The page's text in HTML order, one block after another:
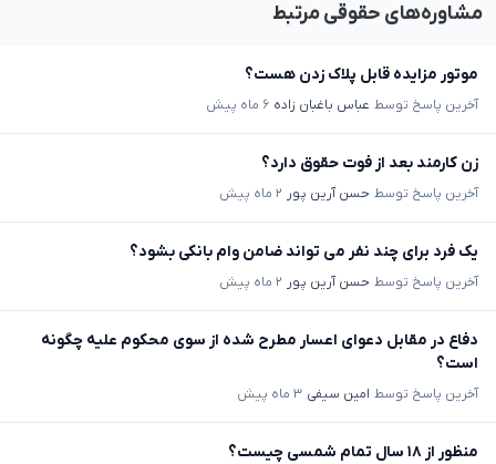
مشاوره‌های حقوقی مرتبط
موتور مزایده قابل پلاک زدن هست؟
آخرین پاسخ توسط عباس باغبان زاده ۶ ماه پیش
زن کارمند بعد از فوت حقوق دارد؟
آخرین پاسخ توسط حسن آرین پور ۲ ماه پیش
یک فرد برای چند نفر می تواند ضامن وام بانکی بشود؟
آخرین پاسخ توسط حسن آرین پور ۲ ماه پیش
دفاع در مقابل دعوای اعسار مطرح شده از سوی محکوم علیه چگونه
است؟
آخرین پاسخ توسط امین سیفی ۳ ماه پیش
منظور از ۱۸ سال تمام شمسی چیست؟